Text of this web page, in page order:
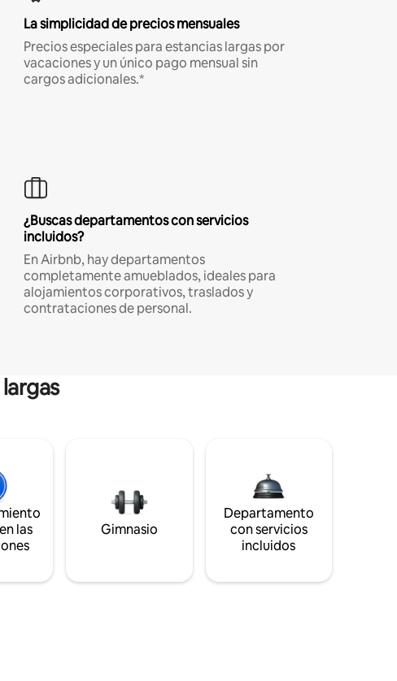
La simplicidad de precios mensuales
Precios especiales para estancias largas por
vacaciones y un único pago mensual sin
cargos adicionales.*
¿Buscas departamentos con servicios
incluidos?
En Airbnb, hay departamentos
completamente amueblados, ideales para
alojamientos corporativos, traslados y
contrataciones de personal.
las
Gimnasio
Departamento
con servicios
incluidos